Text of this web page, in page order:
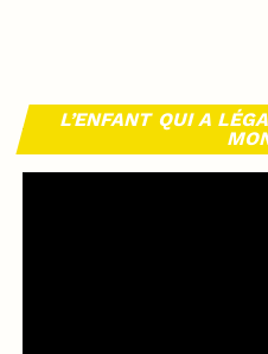
L’ENFANT QUI A